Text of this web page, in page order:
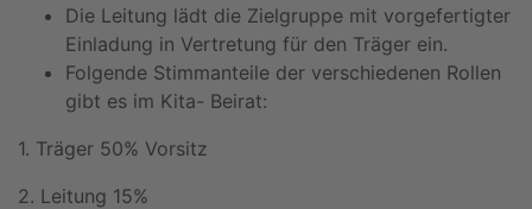
Die Leitung lädt die Zielgruppe mit vorgefertigter
Einladung in Vertretung für den Träger ein.
Folgende Stimmanteile der verschiedenen Rollen
gibt es im Kita- Beirat:
1. Träger 50% Vorsitz
2. Leitung 15%